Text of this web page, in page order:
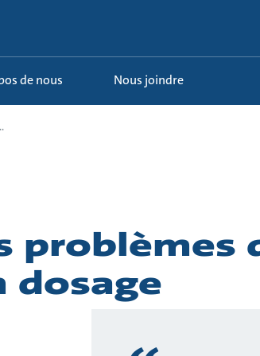
de nous Nous joindre
problèmes
dosage